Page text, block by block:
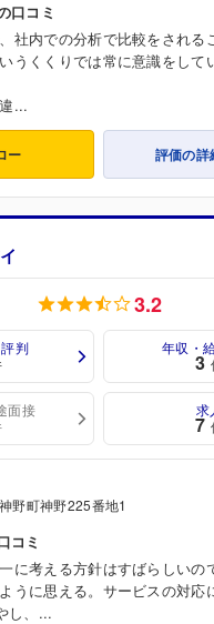
口コミ
社内での分析で比較をされる
うくくりでは常に意識をして
...
ー 評価の詳
3.2
判 年収・
3
面接 求
7
野町神野225番地1
コミ
に考える方針はすばらしいの
うに思える。サービスの対応
し、...